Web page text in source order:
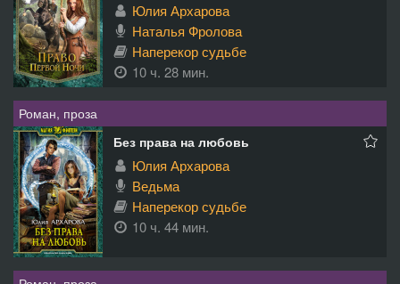
Юлия Архарова
Наталья Фролова
Наперекор судьбе
10 ч. 28 мин.
Роман, проза
Без права на любовь
Юлия Архарова
Ведьма
Наперекор судьбе
10 ч. 44 мин.